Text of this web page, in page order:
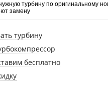
турбину по оригинальному
замену
турбину
бесплатно